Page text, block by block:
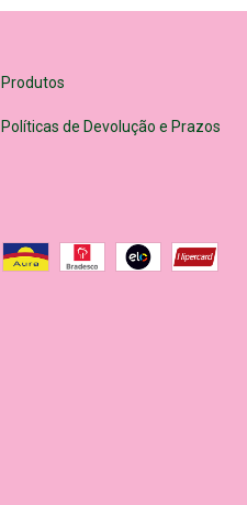
Produtos
Políticas de Devolução e Prazos